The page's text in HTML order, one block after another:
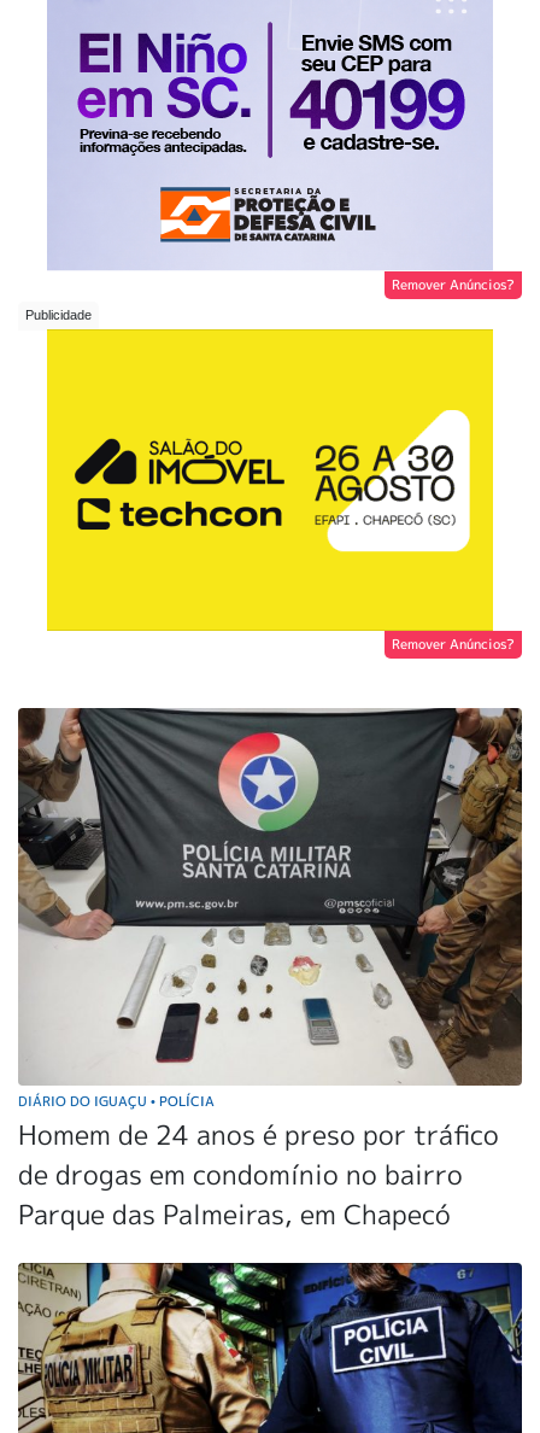
Remover Anúncios?
Remover Anúncios?
DIÁRIO DO IGUAÇU • POLÍCIA
Homem de 24 anos é preso por tráfico
de drogas em condomínio no bairro
Parque das Palmeiras, em Chapecó